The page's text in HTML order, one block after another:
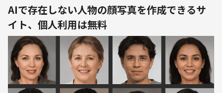
AIで存在しない人物の顔写真を作成できるサ
イト、個人利用は無料